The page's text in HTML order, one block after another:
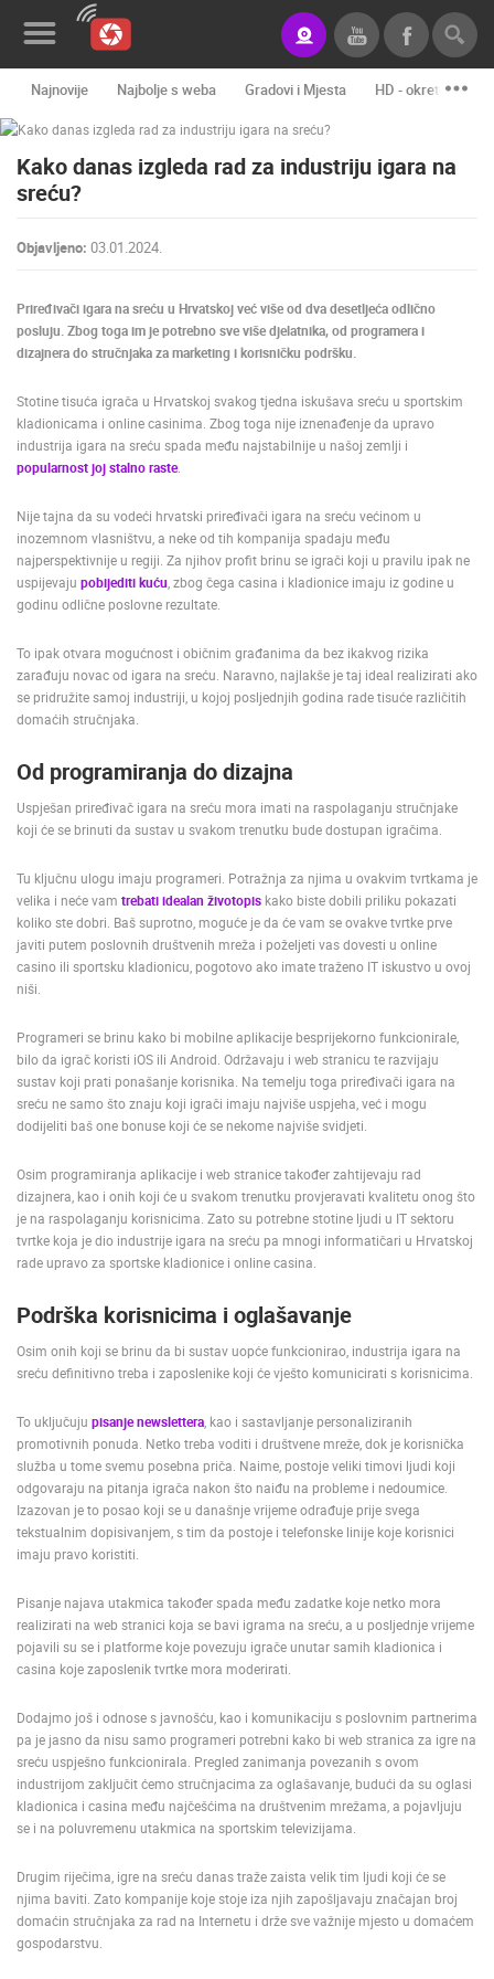
Novosti&Blog
Kategorije
Event&Site
Izdvojeno
Povijest
Karta
KONTAKTIRAJTE
MEDIJI O
NAMA,
NAGRADE I
PRIZNANJA
ZA NOVE
WEB
KAMERE
PRIVACY
POLICY
HRVATSKI
Najnovije Najbolje s weba Gradovi i Mjesta HD - okretne
NAJNOVIJE KAMERE
UŽIVO 0 GLEDATELJ(A)
SUTIVAN
UŽIVO
MRKOPALJ
KATEGORIJE KAMERA
Kako danas izgleda rad za industriju igara na
sreću?
Objavljeno: 03.01.2024.
Priređivači igara na sreću u Hrvatskoj već više od dva desetljeća odlično
posluju. Zbog toga im je potrebno sve više djelatnika, od programera i
dizajnera do stručnjaka za marketing i korisničku podršku.
Stotine tisuća igrača u Hrvatskoj svakog tjedna iskušava sreću u sportskim
kladionicama i online casinima. Zbog toga nije iznenađenje da upravo
industrija igara na sreću spada među najstabilnije u našoj zemlji i
popularnost joj stalno raste.
Nije tajna da su vodeći hrvatski priređivači igara na sreću većinom u
inozemnom vlasništvu, a neke od tih kompanija spadaju među
najperspektivnije u regiji. Za njihov profit brinu se igrači koji u pravilu ipak ne
uspijevaju pobijediti kuću , zbog čega casina i kladionice imaju iz godine u
godinu odlične poslovne rezultate.
To ipak otvara mogućnost i običnim građanima da bez ikakvog rizika
zarađuju novac od igara na sreću. Naravno, najlakše je taj ideal realizirati ako
se pridružite samoj industriji, u kojoj posljednjih godina rade tisuće različitih
domaćih stručnjaka.
Od programiranja do dizajna
Uspješan priređivač igara na sreću mora imati na raspolaganju stručnjake
koji će se brinuti da sustav u svakom trenutku bude dostupan igračima.
Tu ključnu ulogu imaju programeri. Potražnja za njima u ovakvim tvrtkama je
velika i neće vam trebati idealan životopis kako biste dobili priliku pokazati
koliko ste dobri. Baš suprotno, moguće je da će vam se ovakve tvrtke prve
javiti putem poslovnih društvenih mreža i poželjeti vas dovesti u online
casino ili sportsku kladionicu, pogotovo ako imate traženo IT iskustvo u ovoj
niši.
Programeri se brinu kako bi mobilne aplikacije besprijekorno funkcionirale,
bilo da igrač koristi iOS ili Android. Održavaju i web stranicu te razvijaju
sustav koji prati ponašanje korisnika. Na temelju toga priređivači igara na
sreću ne samo što znaju koji igrači imaju najviše uspjeha, već i mogu
dodijeliti baš one bonuse koji će se nekome najviše svidjeti.
Osim programiranja aplikacije i web stranice također zahtijevaju rad
dizajnera, kao i onih koji će u svakom trenutku provjeravati kvalitetu onog što
je na raspolaganju korisnicima. Zato su potrebne stotine ljudi u IT sektoru
tvrtke koja je dio industrije igara na sreću pa mnogi informatičari u Hrvatskoj
rade upravo za sportske kladionice i online casina.
Podrška korisnicima i oglašavanje
Osim onih koji se brinu da bi sustav uopće funkcionirao, industrija igara na
sreću definitivno treba i zaposlenike koji će vješto komunicirati s korisnicima.
To uključuju pisanje newslettera , kao i sastavljanje personaliziranih
promotivnih ponuda. Netko treba voditi i društvene mreže, dok je korisnička
služba u tome svemu posebna priča. Naime, postoje veliki timovi ljudi koji
odgovaraju na pitanja igrača nakon što naiđu na probleme i nedoumice.
Izazovan je to posao koji se u današnje vrijeme odrađuje prije svega
tekstualnim dopisivanjem, s tim da postoje i telefonske linije koje korisnici
imaju pravo koristiti.
Pisanje najava utakmica također spada među zadatke koje netko mora
realizirati na web stranici koja se bavi igrama na sreću, a u posljednje vrijeme
pojavili su se i platforme koje povezuju igrače unutar samih kladionica i
casina koje zaposlenik tvrtke mora moderirati.
Dodajmo još i odnose s javnošću, kao i komunikaciju s poslovnim partnerima
pa je jasno da nisu samo programeri potrebni kako bi web stranica za igre na
sreću uspješno funkcionirala. Pregled zanimanja povezanih s ovom
industrijom zaključit ćemo stručnjacima za oglašavanje, budući da su oglasi
kladionica i casina među najčešćima na društvenim mrežama, a pojavljuju
se i na poluvremenu utakmica na sportskim televizijama.
Drugim riječima, igre na sreću danas traže zaista velik tim ljudi koji će se
njima baviti. Zato kompanije koje stoje iza njih zapošljavaju značajan broj
domaćin stručnjaka za rad na Internetu i drže sve važnije mjesto u domaćem
gospodarstvu.